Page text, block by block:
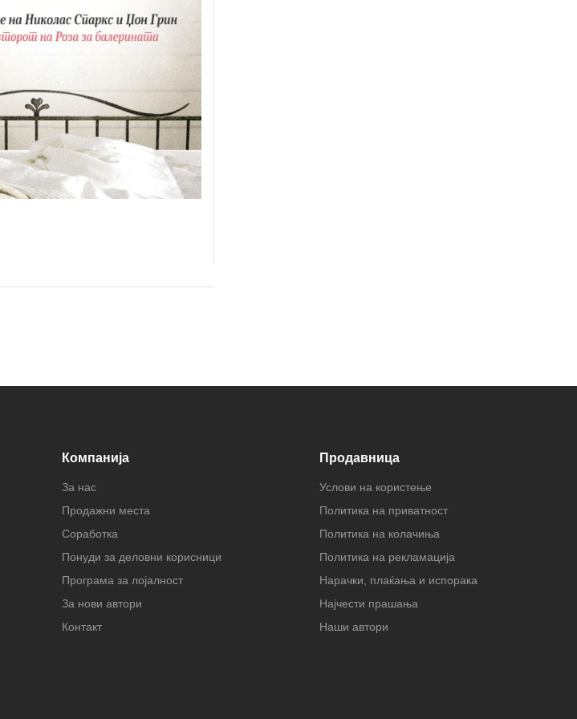
Компанија
За нас
Продажни места
Соработка
Понуди за деловни корисници
Програма за лојалност
За нови автори
Контакт
Продавница
Услови на користење
Политика на приватност
Политика на колачиња
Политика на рекламација
Нарачки, плаќања и испорака
Најчести прашања
Наши автори